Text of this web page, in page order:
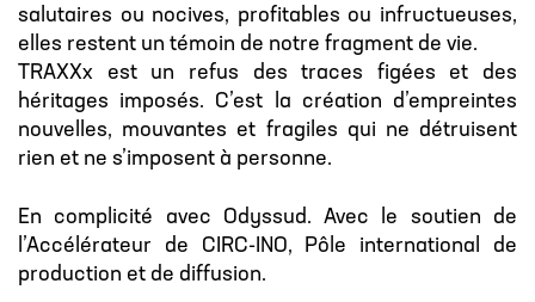
salutaires ou nocives, profitables ou infructueuses,
elles restent un témoin de notre fragment de vie.
TRAXXx est un refus des traces figées et des
héritages imposés. C’est la création d’empreintes
nouvelles, mouvantes et fragiles qui ne détruisent
rien et ne s’imposent à personne.
En complicité avec Odyssud. Avec le soutien de
l’Accélérateur de CIRC-INO, Pôle international de
production et de diffusion.